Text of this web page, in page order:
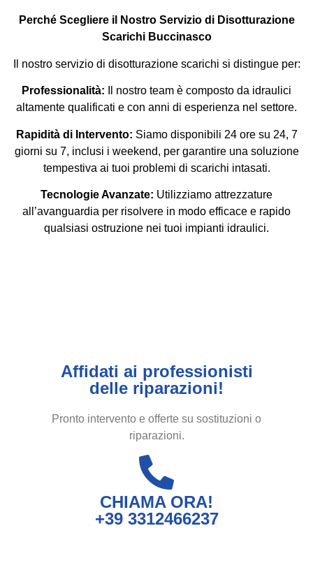
Perché Scegliere il Nostro Servizio di Disotturazione
Scarichi Buccinasco
Il nostro servizio di disotturazione scarichi si distingue per:
Professionalità: Il nostro team è composto da idraulici
altamente qualificati e con anni di esperienza nel settore.
Rapidità di Intervento: Siamo disponibili 24 ore su 24, 7
giorni su 7, inclusi i weekend, per garantire una soluzione
tempestiva ai tuoi problemi di scarichi intasati.
Tecnologie Avanzate: Utilizziamo attrezzature
all’avanguardia per risolvere in modo efficace e rapido
qualsiasi ostruzione nei tuoi impianti idraulici.
Affidati ai professionisti
delle riparazioni!
Pronto intervento e offerte su sostituzioni o
riparazioni.
CHIAMA ORA!
+39 3312466237